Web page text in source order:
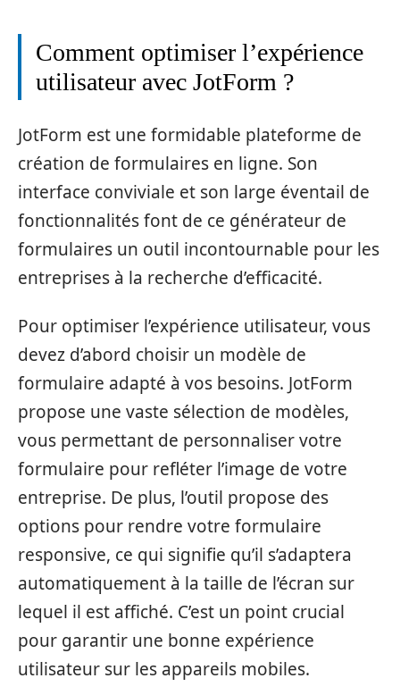
Comment optimiser l’expérience
utilisateur avec JotForm ?
JotForm est une formidable plateforme de
création de formulaires en ligne. Son
interface conviviale et son large éventail de
fonctionnalités font de ce générateur de
formulaires un outil incontournable pour les
entreprises à la recherche d’efficacité.
Pour optimiser l’expérience utilisateur, vous
devez d’abord choisir un modèle de
formulaire adapté à vos besoins. JotForm
propose une vaste sélection de modèles,
vous permettant de personnaliser votre
formulaire pour refléter l’image de votre
entreprise. De plus, l’outil propose des
options pour rendre votre formulaire
responsive, ce qui signifie qu’il s’adaptera
automatiquement à la taille de l’écran sur
lequel il est affiché. C’est un point crucial
pour garantir une bonne expérience
utilisateur sur les appareils mobiles.